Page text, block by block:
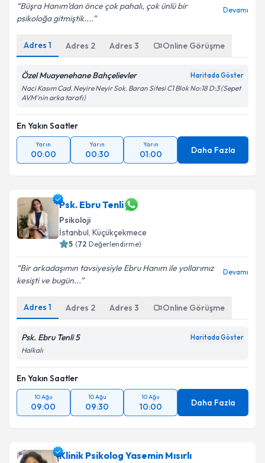
Büşra Hanım’dan önce çok pahalı, çok ünlü bir
psikoloğa gitmiştik....
Devamı
Adres 1 Adres 2 Adres 3 Online Görüşme
Özel Muayenehane Bahçelievler Haritada Göster
Naci Kasım Cad. Neyire Neyir Sok. Baran Sitesi C1 Blok No:18 D:3 (Sepet
AVM'nin arka tarafı)
En Yakın Saatler
Yarın
00:00
Yarın
00:30
Yarın
01:00 Daha Fazla
Psk. Ebru Tenli
Psikoloji
İstanbul, Küçükçekmece
5 (72 Değerlendirme)
Bir arkadaşımın tavsiyesiyle Ebru Hanım ile yollarımız
kesişti ve bugün...
Devamı
Adres 1 Adres 2 Adres 3 Online Görüşme
Psk. Ebru Tenli 5 Haritada Göster
Halkalı
En Yakın Saatler
10 Ağu
09:00
10 Ağu
09:30
10 Ağu
10:00 Daha Fazla
Klinik Psikolog Yasemin Mısırlı